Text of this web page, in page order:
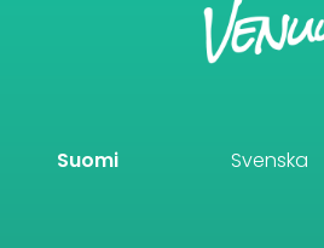
Suomi Svenska